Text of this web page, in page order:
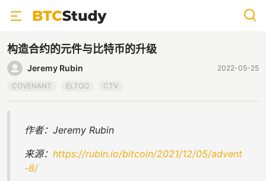
构造合约的元件与比特币的升级
Jeremy Rubin
2022-05-25
COVENANT
ELTOO CTV
作者：Jeremy Rubin
来源： https://rubin.io/bitcoin/2021/12/05/advent
-8/